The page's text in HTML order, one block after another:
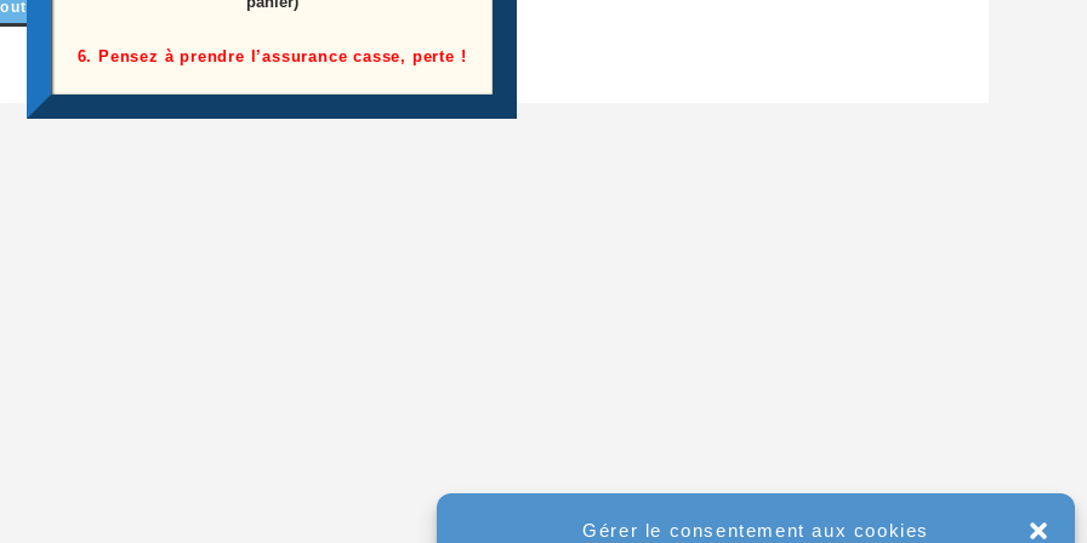
Gérer le consentement aux cookies
au panier
6. Pensez à prendre l’assurance casse, perte !